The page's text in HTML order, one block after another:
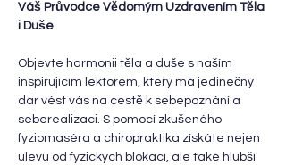
Váš Průvodce Vědomým Uzdravením Těla
i Duše
Objevte harmonii těla a duše s naším
inspirujícím lektorem, který má jedinečný
dar vést vás na cestě k sebepoznání a
seberealizaci. S pomocí zkušeného
fyziomaséra a chiropraktika získáte nejen
úlevu od fyzických blokací, ale také hlubší